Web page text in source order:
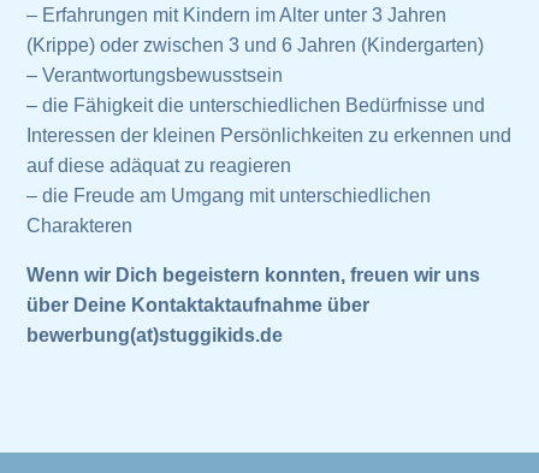
– Erfahrungen mit Kindern im Alter unter 3 Jahren
(Krippe) oder zwischen 3 und 6 Jahren (Kindergarten)
– Verantwortungsbewusstsein
– die Fähigkeit die unterschiedlichen Bedürfnisse und
Interessen der kleinen Persönlichkeiten zu erkennen und
auf diese adäquat zu reagieren
– die Freude am Umgang mit unterschiedlichen
Charakteren
Wenn wir Dich begeistern konnten, freuen wir uns
über Deine Kontaktaktaufnahme über
bewerbung(at)stuggikids.de